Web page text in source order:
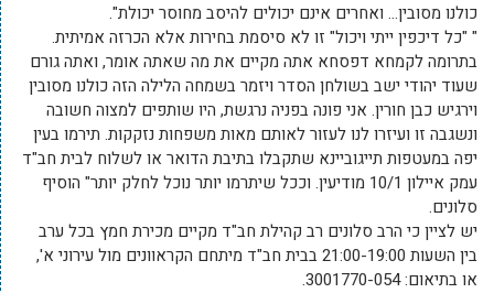
כולנו מסובין… ואחרים אינם יכולים להיסב מחוסר יכולת".
" "כל דיכפין ייתי ויכול" זו לא סיסמת בחירות אלא הכרזה אמיתית.
בתרומה לקמחא דפסחא אתה מקיים את מה שאתה אומר, ואתה גורם
שעוד יהודי ישב בשולחן הסדר ויזמר בשמחה הלילה הזה כולנו מסובין
וירגיש כבן חורין. אני פונה בפניה נרגשת, היו שותפים למצוה חשובה
ונשגבה זו ועיזרו לנו לעזור לאותם מאות משפחות נזקקות. תירמו בעין
יפה במעטפות תייגוביינא שתקבלו בתיבת הדואר או לשלוח לבית חב"ד
עמק איילון 10/1 מודיעין. וככל שיתרמו יותר נוכל לחלק יותר" הוסיף
סלונים.
יש לציין כי הרב סלונים רב קהילת חב"ד מקיים מכירת חמץ בכל ערב
בין השעות 21:00-19:00 בבית חב"ד מיתחם הקראוונים מול עירוני א',
או בתיאום: 3001770-054.